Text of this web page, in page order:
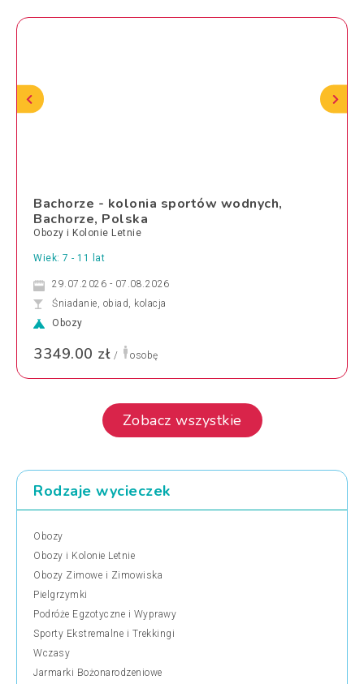
Bachorze - kolonia sportów wodnych,
Bachorze, Polska
Obozy i Kolonie Letnie
Wiek: 7 - 11 lat
29.07.2026 - 07.08.2026
Śniadanie, obiad, kolacja
Obozy
3349.00 zł / osobę
Zobacz wszystkie
Rodzaje wycieczek
Obozy
Obozy i Kolonie Letnie
Obozy Zimowe i Zimowiska
Pielgrzymki
Podróże Egzotyczne i Wyprawy
Sporty Ekstremalne i Trekkingi
Wczasy
Jarmarki Bożonarodzeniowe